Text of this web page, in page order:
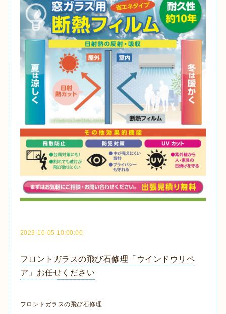
2023-10-05 10:00:00
フロントガラスの飛び石修理「ウインドウリペ
ア」お任せください
フロントガラスの飛び石修理